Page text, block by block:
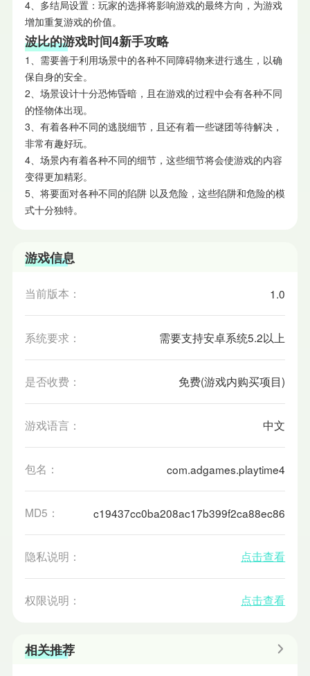
4、多结局设置：玩家的选择将影响游戏的最终方向，为游戏
增加重复游戏的价值。
波比的游戏时间4新手攻略
1、需要善于利用场景中的各种不同障碍物来进行逃生，以确
保自身的安全。
2、场景设计十分恐怖昏暗，且在游戏的过程中会有各种不同
的怪物体出现。
3、有着各种不同的逃脱细节，且还有着一些谜团等待解决，
非常有趣好玩。
4、场景内有着各种不同的细节，这些细节将会使游戏的内容
变得更加精彩。
5、将要面对各种不同的陷阱 以及危险，这些陷阱和危险的模
式十分独特。
游戏信息
当前版本： 1.0
系统要求： 需要支持安卓系统5.2以上
是否收费： 免费(游戏内购买项目)
游戏语言： 中文
包名： com.adgames.playtime4
MD5： c19437cc0ba208ac17b399f2ca88ec86
隐私说明： 点击查看
权限说明： 点击查看
相关推荐